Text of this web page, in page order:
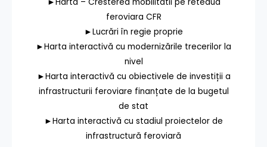
feroviara CFR
►Lucrări în regie proprie
►Harta interactivă cu modernizările trecerilor la
nivel
►Harta interactivă cu obiectivele de investiții a
infrastructurii feroviare finanțate de la bugetul
de stat
►Harta interactivă cu stadiul proiectelor de
infrastructură feroviară